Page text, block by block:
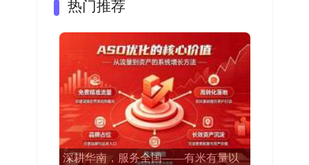
热门推荐
深耕华南，服务全国——有米有量以